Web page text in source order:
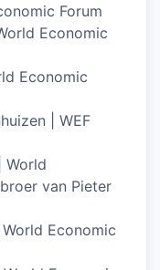
Forum
Economic
Economic
| WEF
World
van Pieter
Economic